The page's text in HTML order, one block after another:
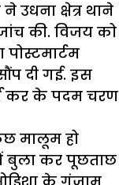
उधना क्षेत्र थाने
की. विजय को
दी गई. इस
कर के पदम चरण
मालूम हो
बुला कर पूछताछ